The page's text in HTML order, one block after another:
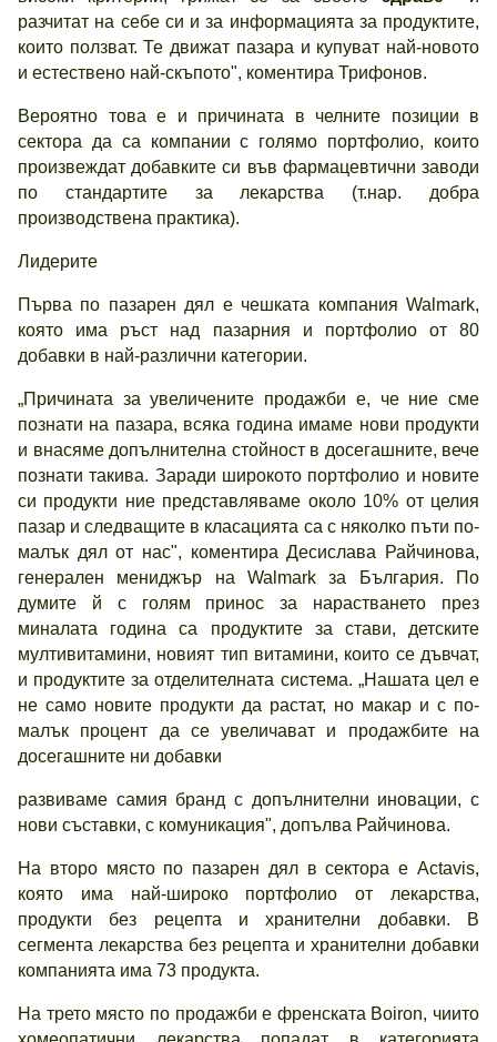
разчитат на себе си и за информацията за продуктите,
които ползват. Те движат пазара и купуват най-новото
и естествено най-скъпото", коментира Трифонов.
Вероятно това е и причината в челните позиции в
сектора да са компании с голямо портфолио, които
произвеждат добавките си във фармацевтични заводи
по стандартите за лекарства (т.нар. добра
производствена практика).
Лидерите
Първа по пазарен дял е чешката компания Walmark,
която има ръст над пазарния и портфолио от 80
добавки в най-различни категории.
„Причината за увеличените продажби е, че ние сме
познати на пазара, всяка година имаме нови продукти
и внасяме допълнителна стойност в досегашните, вече
познати такива. Заради широкото портфолио и новите
си продукти ние представляваме около 10% от целия
пазар и следващите в класацията са с няколко пъти по-
малък дял от нас", коментира Десислава Райчинова,
генерален мениджър на Walmark за България. По
думите й с голям принос за нарастването през
миналата година са продуктите за стави, детските
мултивитамини, новият тип витамини, които се дъвчат,
и продуктите за отделителната система. „Нашата цел е
не само новите продукти да растат, но макар и с по-
малък процент да се увеличават и продажбите на
досегашните ни добавки
развиваме самия бранд с допълнителни иновации, с
нови съставки, с комуникация", допълва Райчинова.
На второ място по пазарен дял в сектора е Actavis,
която има най-широко портфолио от лекарства,
продукти без рецепта и хранителни добавки. В
сегмента лекарства без рецепта и хранителни добавки
компанията има 73 продукта.
На трето място по продажби е френската Boiron, чиито